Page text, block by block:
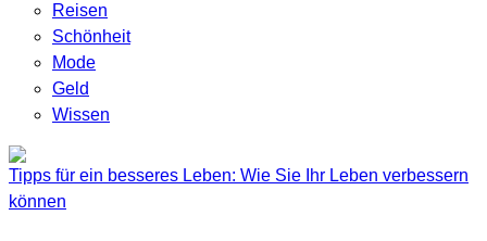
Reisen
Schönheit
Mode
Geld
Wissen
Tipps für ein besseres Leben: Wie Sie Ihr Leben verbessern
können